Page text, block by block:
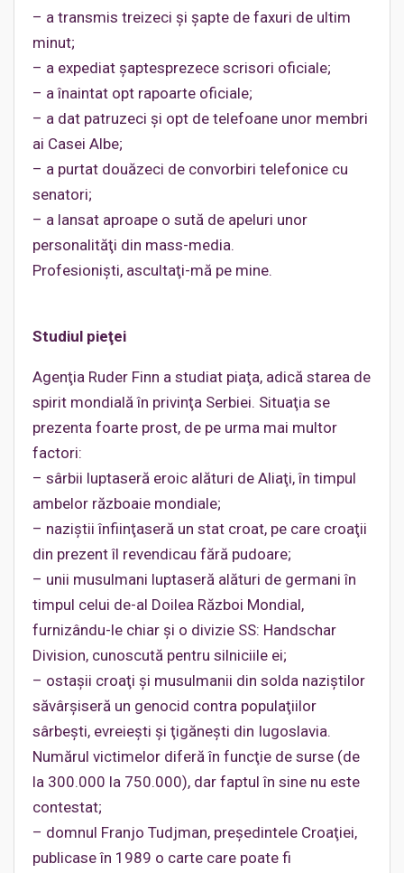
– a transmis treizeci şi şapte de faxuri de ultim
minut;
– a expediat şaptesprezece scrisori oficiale;
– a înaintat opt rapoarte oficiale;
– a dat patruzeci şi opt de telefoane unor membri
ai Casei Albe;
– a purtat douăzeci de convorbiri telefonice cu
senatori;
– a lansat aproape o sută de apeluri unor
personalităţi din mass-media.
Profesionişti, ascultaţi-mă pe mine.
Studiul pieţei
Agenţia Ruder Finn a studiat piaţa, adică starea de
spirit mondială în privinţa Serbiei. Situaţia se
prezenta foarte prost, de pe urma mai multor
factori:
– sârbii luptaseră eroic alături de Aliaţi, în timpul
ambelor războaie mondiale;
– naziştii înfiinţaseră un stat croat, pe care croaţii
din prezent îl revendicau fără pudoare;
– unii musulmani luptaseră alături de germani în
timpul celui de-al Doilea Război Mondial,
furnizându-le chiar şi o divizie SS: Handschar
Division, cunoscută pentru silniciile ei;
– ostaşii croaţi şi musulmanii din solda naziştilor
săvârşiseră un genocid contra populaţiilor
sârbeşti, evreieşti şi ţigăneşti din Iugoslavia.
Numărul victimelor diferă în funcţie de surse (de
la 300.000 la 750.000), dar faptul în sine nu este
contestat;
– domnul Franjo Tudjman, preşedintele Croaţiei,
publicase în 1989 o carte care poate fi